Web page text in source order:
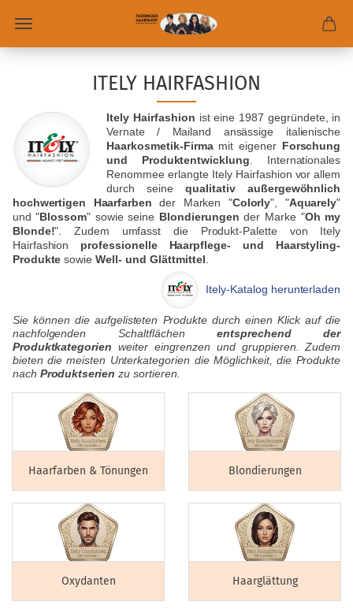
ITELY HAIRFASHION
Itely Hairfashion ist eine 1987 gegründete, in
Vernate / Mailand ansässige italienische
Haarkosmetik-Firmamit eigener Forschung
und Produktentwicklung . Internationales
Renommee erlangte Itely Hairfashion vor allem
durch seine qualitativ außergewöhnlich
hochwertigen Haarfarben der Marken "Colorly", "Aquarely"
und "Blossom" sowie seine Blondierungen der Marke "Oh my
Blonde!". Zudem umfasst die Produkt-Palette von Itely
Hairfashion professionelle Haarpflege- und Haarstyling-
Produkte sowieWell- und Glättmittel
Itely-Katalog herunterladen
Sie können die aufgelisteten Produkte durch einen Klick auf die
nachfolgenden Schaltflächenentsprechend der
Produktkategorien weiter eingrenzen und gruppieren. Zudem
bieten die meisten Unterkategorien die Möglichkeit, die Produkte
nach Produktserien zu sortieren.
Haarfarben & Tönungen Blondierungen
Oxydanten Haarglättung